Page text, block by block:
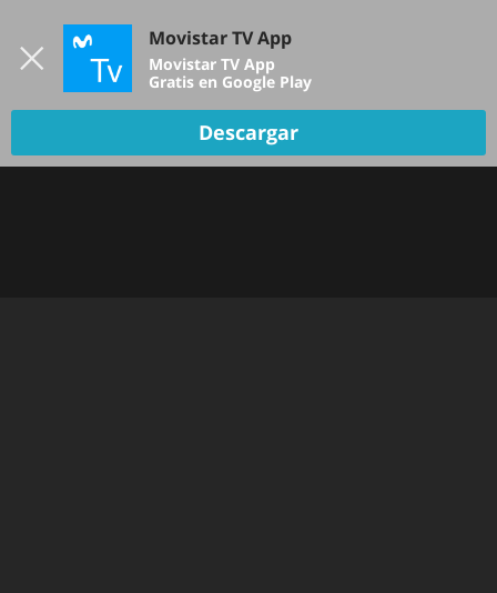
TV EN VIVO
Movistar TV App
Movistar TV App
Gratis en Google Play
Descargar